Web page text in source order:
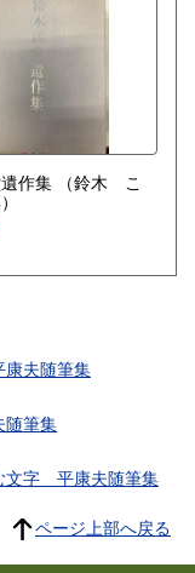
作集
（鈴木 こ
夫随筆集
筆集
文字 平康夫随筆集
ページ上部へ戻る